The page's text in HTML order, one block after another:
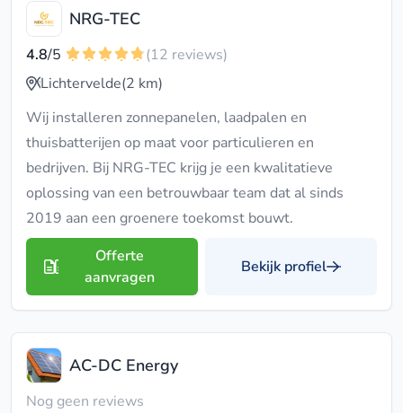
NRG-TEC
4.8/5
(12 reviews)
Lichtervelde(2 km)
Wij installeren zonnepanelen, laadpalen en
thuisbatterijen op maat voor particulieren en
bedrijven. Bij NRG-TEC krijg je een kwalitatieve
oplossing van een betrouwbaar team dat al sinds
2019 aan een groenere toekomst bouwt.
Offerte
aanvragen
Bekijk profiel
AC-DC Energy
Nog geen reviews